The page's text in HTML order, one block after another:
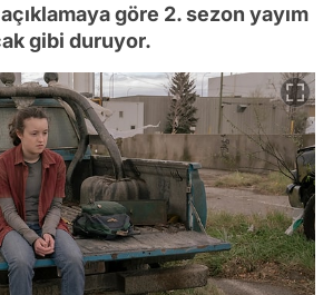
göre 2. sezon yayım
gibi duruyor.